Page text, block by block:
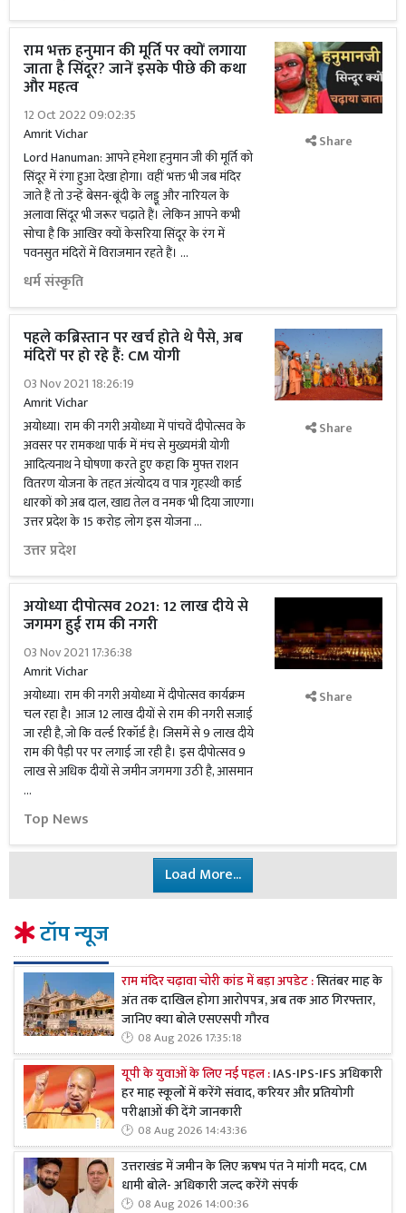
राम भक्त हनुमान की मूर्ति पर क्यों लगाया
जाता है सिंदूर? जानें इसके पीछे की कथा
और महत्व
12 Oct 2022 09:02:35
Amrit Vichar
Lord Hanuman: आपने हमेशा हनुमान जी की मूर्ति को
सिंदूर में रंगा हुआ देखा होगा। वहीं भक्त भी जब मंदिर
जाते हैं तो उन्हें बेसन-बूंदी के लड्डू और नारियल के
अलावा सिंदूर भी जरूर चढ़ाते हैं। लेकिन आपने कभी
सोचा है कि आखिर क्यों केसरिया सिंदूर के रंग में
पवनसुत मंदिरों में विराजमान रहते हैं। …
धर्म संस्कृति
Share
पहले कब्रिस्तान पर खर्च होते थे पैसे, अब
मंदिरों पर हो रहे हैं: CM योगी
03 Nov 2021 18:26:19
Amrit Vichar
अयोध्या। राम की नगरी अयोध्या में पांचवें दीपोत्सव के
अवसर पर रामकथा पार्क में मंच से मुख्यमंत्री योगी
आदित्यनाथ ने घोषणा करते हुए कहा कि मुफ्त राशन
वितरण योजना के तहत अंत्योदय व पात्र गृहस्थी कार्ड
धारकों को अब दाल, खाद्य तेल व नमक भी दिया जाएगा।
उत्तर प्रदेश के 15 करोड़ लोग इस योजना …
उत्तर प्रदेश
Share
अयोध्या दीपोत्सव 2021: 12 लाख दीये से
जगमग हुई राम की नगरी
03 Nov 2021 17:36:38
Amrit Vichar
अयोध्या। राम की नगरी अयोध्या में दीपोत्सव कार्यक्रम
चल रहा है। आज 12 लाख दीयों से राम की नगरी सजाई
जा रही है, जो कि वर्ल्ड रिकॉर्ड है। जिसमें से 9 लाख दीये
राम की पैड़ी पर पर लगाई जा रही है। इस दीपोत्सव 9
लाख से अधिक दीयों से जमीन जगमगा उठी है, आसमान
…
Top News
Share
Load More...
टॉप न्यूज
राम मंदिर चढ़ावा चोरी कांड में बड़ा अपडेट :सितंबर माह के
अंत तक दाखिल होगा आरोपपत्र, अब तक आठ गिरफ्तार,
जानिए क्या बोले एसएसपी गौरव
08 Aug 2026 17:35:18
यूपी के युवाओं के लिए नई पहल :IAS-IPS-IFS अधिकारी
हर माह स्कूलों में करेंगे संवाद, करियर और प्रतियोगी
परीक्षाओं की देंगे जानकारी
08 Aug 2026 14:43:36
उत्तराखंड में जमीन के लिए ऋषभ पंत ने मांगी मदद, CM
धामी बोले- अधिकारी जल्द करेंगे संपर्क
08 Aug 2026 14:00:36